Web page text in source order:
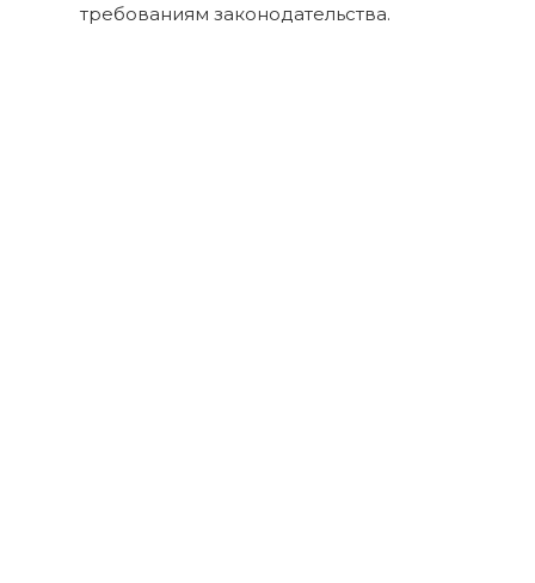
требованиям законодательства.